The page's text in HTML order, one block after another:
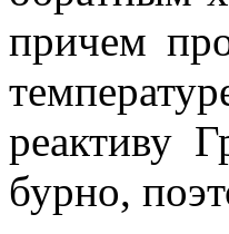
причем
реактиву
бурно,